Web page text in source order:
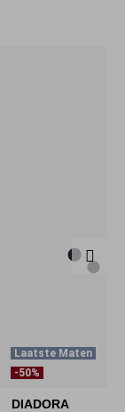
Laatste Maten
-50%
DIADORA